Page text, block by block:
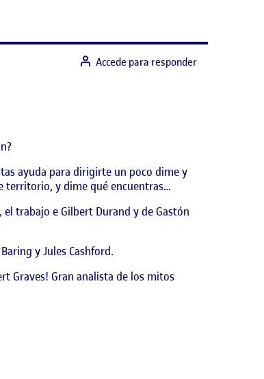
ayuda para dirigirte un poco dime y
territorio, y dime qué encuentras…
trabajo e Gilbert Durand y de Gastón
y Jules Cashford.
Graves! Gran analista de los mitos
Accede para responder